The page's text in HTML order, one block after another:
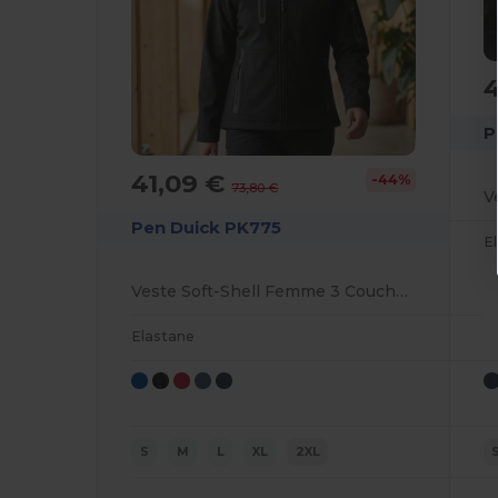
41,09 €73,80 € -44%
Pen Duick PK775
Veste Soft-Shell Femme 3 Couches Polaire
Elastane
S M L XL 2XL S